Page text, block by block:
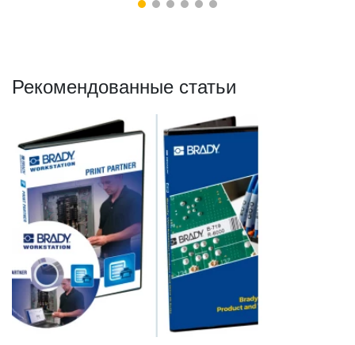
Рекомендованные статьи